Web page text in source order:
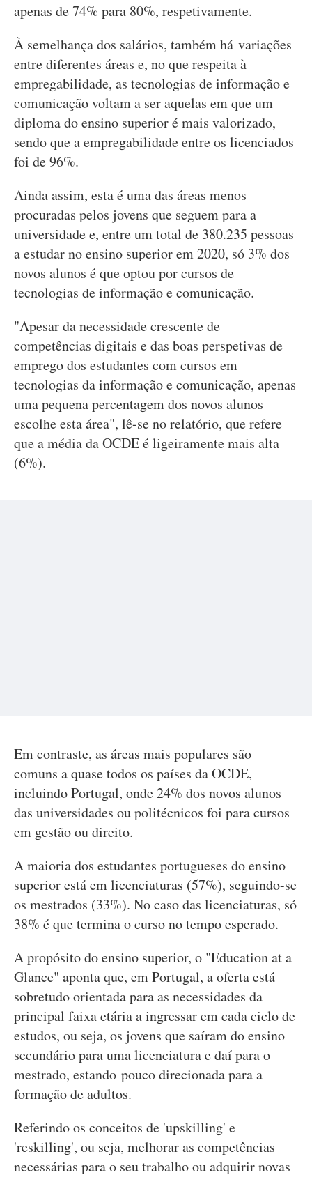
apenas de 74% para 80%, respetivamente.
À semelhança dos salários, também há variações
entre diferentes áreas e, no que respeita à
empregabilidade, as tecnologias de informação e
comunicação voltam a ser aquelas em que um
diploma do ensino superior é mais valorizado,
sendo que a empregabilidade entre os licenciados
foi de 96%.
Ainda assim, esta é uma das áreas menos
procuradas pelos jovens que seguem para a
universidade e, entre um total de 380.235 pessoas
a estudar no ensino superior em 2020, só 3% dos
novos alunos é que optou por cursos de
tecnologias de informação e comunicação.
"Apesar da necessidade crescente de
competências digitais e das boas perspetivas de
emprego dos estudantes com cursos em
tecnologias da informação e comunicação, apenas
uma pequena percentagem dos novos alunos
escolhe esta área", lê-se no relatório, que refere
que a média da OCDE é ligeiramente mais alta
(6%).
Em contraste, as áreas mais populares são
comuns a quase todos os países da OCDE,
incluindo Portugal, onde 24% dos novos alunos
das universidades ou politécnicos foi para cursos
em gestão ou direito.
A maioria dos estudantes portugueses do ensino
superior está em licenciaturas (57%), seguindo-se
os mestrados (33%). No caso das licenciaturas, só
38% é que termina o curso no tempo esperado.
A propósito do ensino superior, o "Education at a
Glance" aponta que, em Portugal, a oferta está
sobretudo orientada para as necessidades da
principal faixa etária a ingressar em cada ciclo de
estudos, ou seja, os jovens que saíram do ensino
secundário para uma licenciatura e daí para o
mestrado, estando pouco direcionada para a
formação de adultos.
Referindo os conceitos de 'upskilling' e
'reskilling', ou seja, melhorar as competências
necessárias para o seu trabalho ou adquirir novas